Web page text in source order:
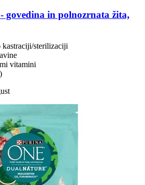
govedina in polnozrnata žita,
kastraciji/sterilizaciji
vitamini